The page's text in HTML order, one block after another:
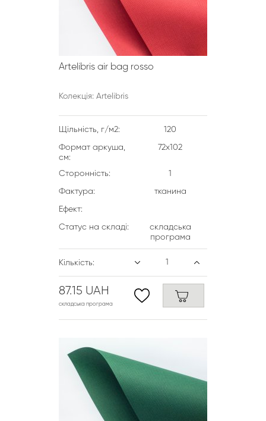
Artelibris air bag rosso
Колекція: Artelibris
Щільність, г/м2: 120
Формат аркуша,
см:
72х102
Сторонність: 1
Фактура: тканина
Ефект:
Статус на складі:
складська
програма
Кількість:
87.15 UAH
складська програма